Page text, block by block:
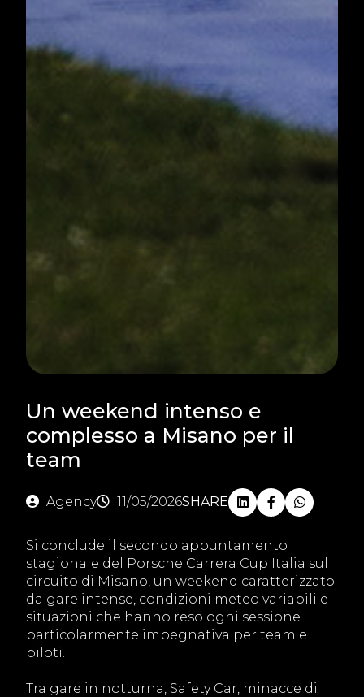
Un weekend intenso e
complesso a Misano per il
team
Agency 11/05/2026SHARE
Si conclude il secondo appuntamento
stagionale del Porsche Carrera Cup Italia sul
circuito di Misano, un weekend caratterizzato
da gare intense, condizioni meteo variabili e
situazioni che hanno reso ogni sessione
particolarmente impegnativa per team e
piloti.
Tra gare in notturna, Safety Car, minacce di